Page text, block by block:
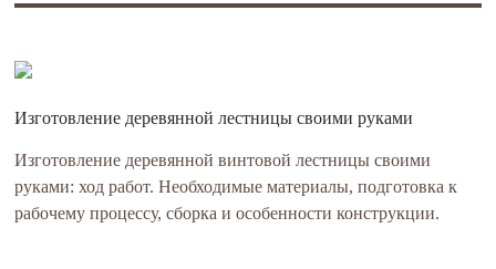
Изготовление деревянной лестницы своими руками
Изготовление деревянной винтовой лестницы своими
руками: ход работ. Необходимые материалы, подготовка к
рабочему процессу, сборка и особенности конструкции.